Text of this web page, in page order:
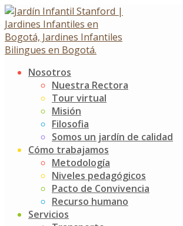
Skip
to
content
Nosotros
Nuestra Rectora
Tour virtual
Misión
Filosofia
Somos un jardín de calidad
Cómo trabajamos
Metodología
Niveles pedagógicos
Pacto de Convivencia
Recurso humano
Servicios
¡Burbujas de
diversión!
¡Burbujas de aprendizaje y diversión!
21 junio, 202329 junio, 2023
Jardín Infantil Stanford
“Nuestros niños se divierten, mientras
frase ilustra de manera perfecta el
que se realiza con los niños,